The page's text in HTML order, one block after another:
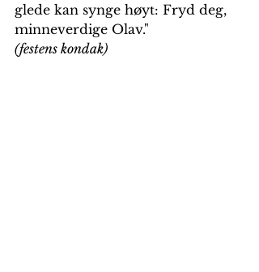
glede kan synge høyt: Fryd deg,
minneverdige Olav."
(festens kondak)